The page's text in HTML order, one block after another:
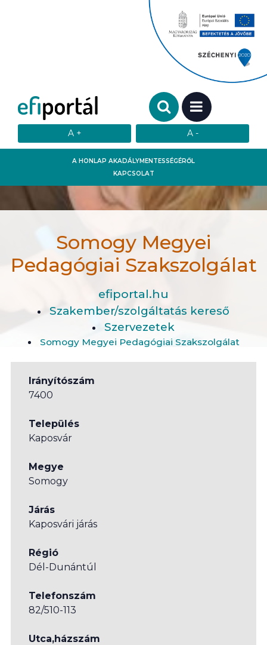
A HONLAP AKADÁLYMENTESSÉGÉRŐL
KAPCSOLAT
Keresendő szó:
MENÜ
Somogy Megyei
Pedagógiai Szakszolgálat
efiportal.hu
Szakember/szolgáltatás kereső
Szervezetek
Somogy Megyei Pedagógiai Szakszolgálat
Irányítószám
7400
Település
Kaposvár
Megye
Somogy
Járás
Kaposvári járás
Régió
Dél-Dunántúl
Telefonszám
82/510-113
Utca,házszám